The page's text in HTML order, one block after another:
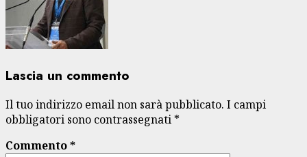
Lascia un commento
Il tuo indirizzo email non sarà pubblicato. I campi
obbligatori sono contrassegnati *
Commento*